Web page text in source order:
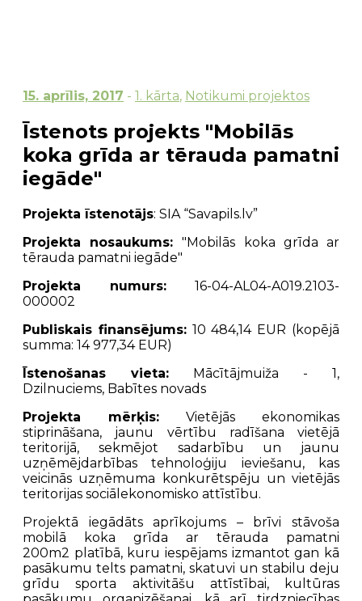
15. aprīlis, 2017 - 1. kārta, Notikumi projektos
Īstenots projekts "Mobilās
koka grīda ar tērauda pamatni
iegāde"
Projekta īstenotājs: SIA “Savapils.lv”
Projekta nosaukums:"Mobilās koka grīda ar
tērauda pamatni iegāde"
Projekta numurs: 16-04-AL04-A019.2103-
000002
Publiskais finansējums:10 484,14 EUR (kopējā
summa: 14 977,34 EUR)
Īstenošanas vieta: Mācītājmuiža - 1,
Dzilnuciems, Babītes novads
Projekta mērķis:Vietējās ekonomikas
stiprināšana, jaunu vērtību radīšana vietējā
teritorijā, sekmējot sadarbību un jaunu
uzņēmējdarbības tehnoloģiju ieviešanu, kas
veicinās uzņēmuma konkurētspēju un vietējās
teritorijas sociālekonomisko attīstību.
Projektā iegādāts aprīkojums – brīvi stāvoša
mobilā koka grīda ar tērauda pamatni
200m2 platībā, kuru iespējams izmantot gan kā
pasākumu telts pamatni, skatuvi un stabilu deju
grīdu sporta aktivitāšu attīstībai, kultūras